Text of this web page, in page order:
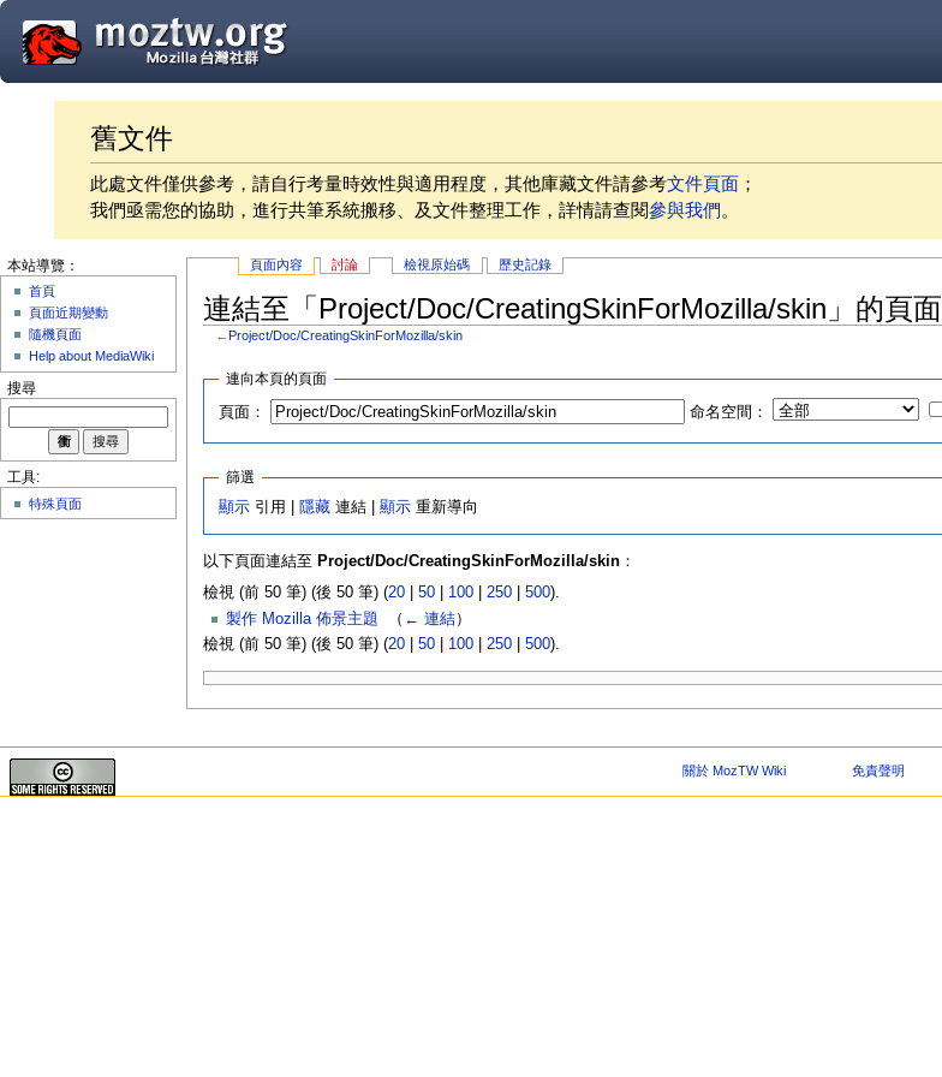
舊文件
此處文件僅供參考，請自行考量時效性與適用程度，其他庫藏文件請參考文件頁面 ；
我們亟需您的協助，進行共筆系統搬移、及文件整理工作，詳情請查閱參與我們。
頁面內容 討論 檢視原始碼 歷史記錄
連結至「Project/Doc/CreatingSkinForMozilla/skin」的頁面
← Project/Doc/CreatingSkinForMozilla/skin
連向本頁的頁面
頁面： 命名空間：
篩選
顯示 引用 | 隱藏 連結 |顯示 重新導向
以下頁面連結至 Project/Doc/CreatingSkinForMozilla/skin：
檢視 (前 50 筆) (後 50 筆) (20| 50| 100| 250| 500).
製作 Mozilla 佈景主題
（ ← 連結）
檢視 (前 50 筆) (後 50 筆) (20| 50| 100| 250| 500).
本站導覽：
首頁
頁面近期變動
隨機頁面
Help about MediaWiki
搜尋
工具:
特殊頁面
關於 MozTW Wiki 免責聲明